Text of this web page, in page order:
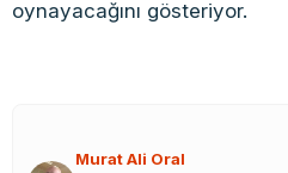
oynayacağını gösteriyor.
Murat Ali Oral